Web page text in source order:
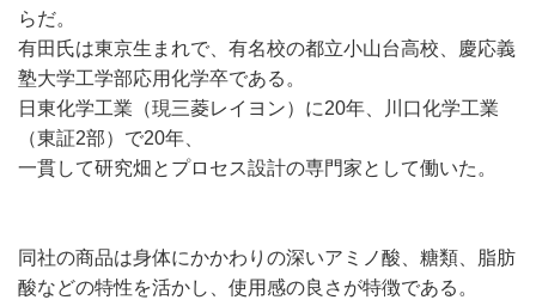
らだ。
有田氏は東京生まれで、有名校の都立小山台高校、慶応義
塾大学工学部応用化学卒である。
日東化学工業（現三菱レイヨン）に20年、川口化学工業
（東証2部）で20年、
一貫して研究畑とプロセス設計の専門家として働いた。
同社の商品は身体にかかわりの深いアミノ酸、糖類、脂肪
酸などの特性を活かし、使用感の良さが特徴である。